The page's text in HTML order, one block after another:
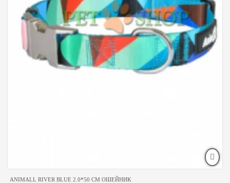
ANIMALL RIVER BLUE 2.0*50 CM ОШЕЙНИК